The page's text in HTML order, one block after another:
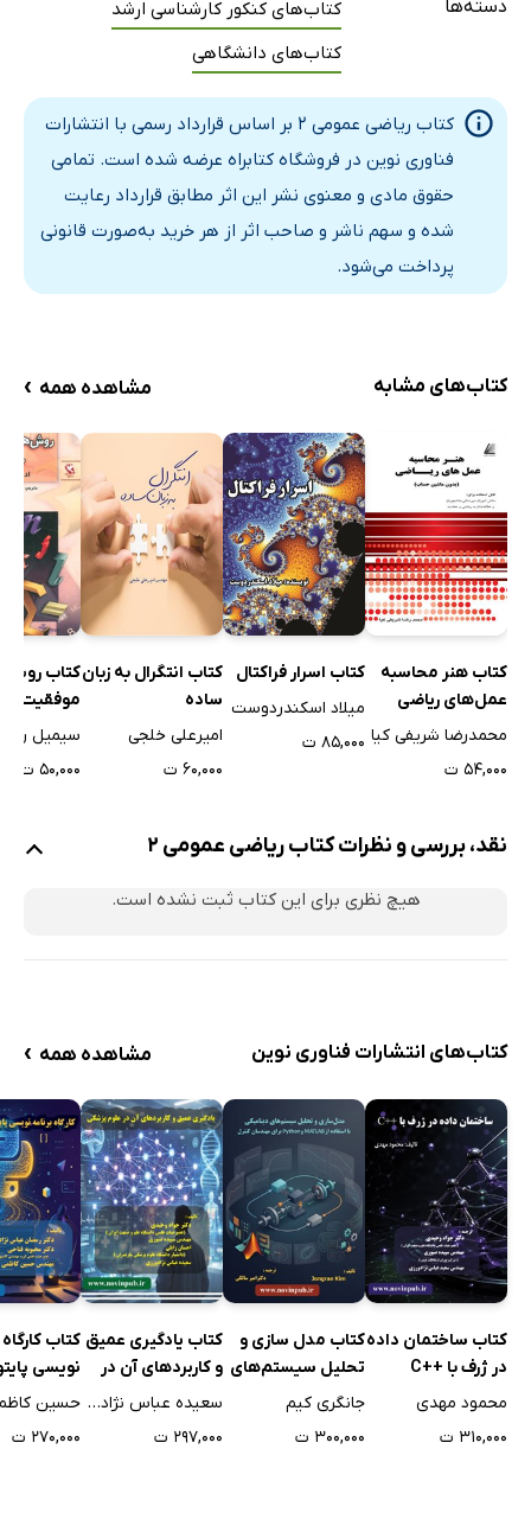
دسته‌ها
کتاب‌های کنکور کارشناسی ارشد
کتاب‌های دانشگاهی
کتاب ریاضی عمومی 2 بر اساس قرارداد رسمی با انتشارات
فناوری نوین در فروشگاه کتابراه عرضه شده است. تمامی
حقوق مادی و معنوی نشر این اثر مطابق قرارداد رعایت
شده و سهم ناشر و صاحب اثر از هر خرید به‌صورت قانونی
پرداخت می‌شود.
کتاب‌های مشابه مشاهده همه ›
کتاب هنر محاسبه
عمل‌های ریاضی
(بدون ماشین
محمدرضا شریفی کیا
۵۴,۰۰۰ ت
کتاب اسرار فراکتال
میلاد اسکندردوست
۸۵,۰۰۰ ت
کتاب انتگرال به زبان
ساده
امیرعلی خلجی
۶۰,۰۰۰ ت
کتاب
موفقیت
مسئله
سیمیل
۵۰,۰۰۰ ت
نقد، بررسی و نظرات کتاب ریاضی عمومی 2
هیچ نظری برای این کتاب ثبت نشده است.
کتاب‌های انتشارات فناوری نوین مشاهده همه ›
کتاب ساختمان داده
در ژرف با ++C
محمود مهدی
۳۱۰,۰۰۰ ت
کتاب مدل سازی و
تحلیل سیستم‌های
دینامیکی با استفاده
Python برای
جانگری کیم
۳۰۰,۰۰۰ ت
کتاب یادگیری عمیق
و کاربردهای آن در
علوم پزشکی
سعیده عباس نژادورزی
۲۹۷,۰۰۰ ت
کتاب
نویسی
زبان ساده
حسین
۲۷۰,۰۰۰ ت